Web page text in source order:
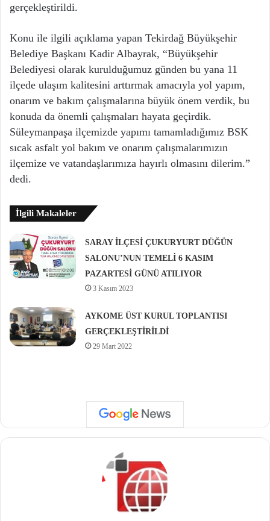
gerçekleştirildi.
Konu ile ilgili açıklama yapan Tekirdağ Büyükşehir
Belediye Başkanı Kadir Albayrak, “Büyükşehir
Belediyesi olarak kurulduğumuz günden bu yana 11
ilçede ulaşım kalitesini arttırmak amacıyla yol yapım,
onarım ve bakım çalışmalarına büyük önem verdik, bu
konuda da önemli çalışmaları hayata geçirdik.
Süleymanpaşa ilçemizde yapımı tamamladığımız BSK
sıcak asfalt yol bakım ve onarım çalışmalarımızın
ilçemize ve vatandaşlarımıza hayırlı olmasını dilerim.”
dedi.
İlgili Makaleler
SARAY İLÇESİ ÇUKURYURT DÜĞÜN
SALONU’NUN TEMELİ 6 KASIM
PAZARTESİ GÜNÜ ATILIYOR
3 Kasım 2023
AYKOME ÜST KURUL TOPLANTISI
GERÇEKLEŞTİRİLDİ
29 Mart 2022